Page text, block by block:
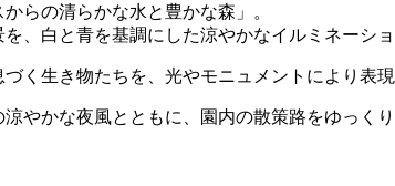
らの清らかな水と豊かな森」。
、白と青を基調にした涼やかなイルミネーショ
く生き物たちを、光やモニュメントにより表
やかな夜風とともに、園内の散策路をゆっく